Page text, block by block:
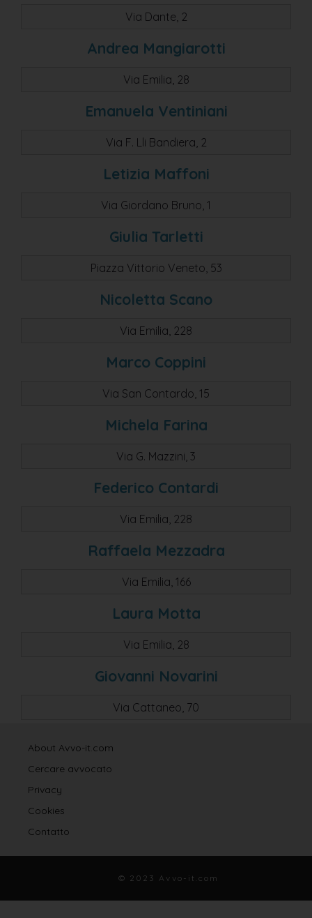
Via Dante, 2
Andrea Mangiarotti
Via Emilia, 28
Emanuela Ventiniani
Via F. Lli Bandiera, 2
Letizia Maffoni
Via Giordano Bruno, 1
Giulia Tarletti
Piazza Vittorio Veneto, 53
Nicoletta Scano
Via Emilia, 228
Marco Coppini
Via San Contardo, 15
Michela Farina
Via G. Mazzini, 3
Federico Contardi
Via Emilia, 228
Raffaela Mezzadra
Via Emilia, 166
Laura Motta
Via Emilia, 28
Giovanni Novarini
Via Cattaneo, 70
About Avvo-it.com
Cercare avvocato
Privacy
Cookies
Contatto
© 2023 Avvo-it.com